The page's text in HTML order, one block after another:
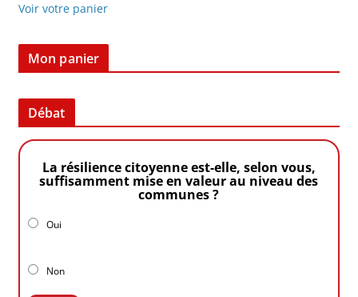
Voir votre panier
Mon panier
Débat
La résilience citoyenne est-elle, selon vous,
suffisamment mise en valeur au niveau des
communes ?
Oui
Non